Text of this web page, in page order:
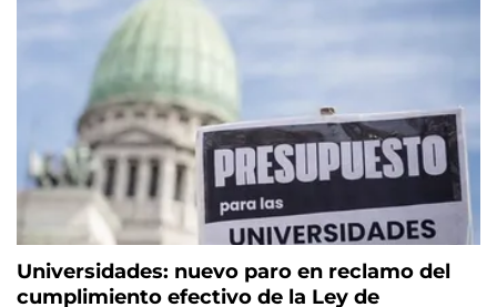
Universidades: nuevo paro en reclamo del
cumplimiento efectivo de la Ley de